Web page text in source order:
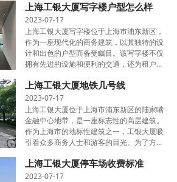
据自身需求和预算选择适合的办公面积，并
根···
上海工银大厦写字楼户型怎么样
2023-07-17
上海工银大厦写字楼位于上海市浦东新区，
作为一座现代化的商务建筑，以其独特的设
计和出色的户型而备受瞩目。该写字楼不仅
拥有先进的设施和便利的交通，还为租户提
入了解上海工银大厦写字楼的户型，探寻其
中···
上海工银大厦地铁几号线
2023-07-17
上海工银大厦位于上海市浦东新区的陆家嘴
金融中心地带，是一座标志性的高层建筑。
作为上海市的地标性建筑之一，工银大厦吸
引着众多商务人士和游客的目光。为了方便
银大厦附近设有两个重要的地铁站——陆家
嘴站···
上海工银大厦停车场收费标准
2023-07-17